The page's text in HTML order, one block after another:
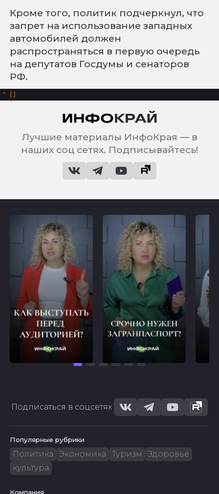
Кроме того, политик подчеркнул, что
запрет на использование западных
автомобилей должен
распространяться в первую очередь
на депутатов Госдумы и сенаторов
РФ.
^
Лучшие материалы ИнфоКрая — в
наших соц сетях. Подписывайтесь!
Подписаться в соцсетях
Популярные рубрики
Политика Экономика Туризм
Здоровье
культура
Компания